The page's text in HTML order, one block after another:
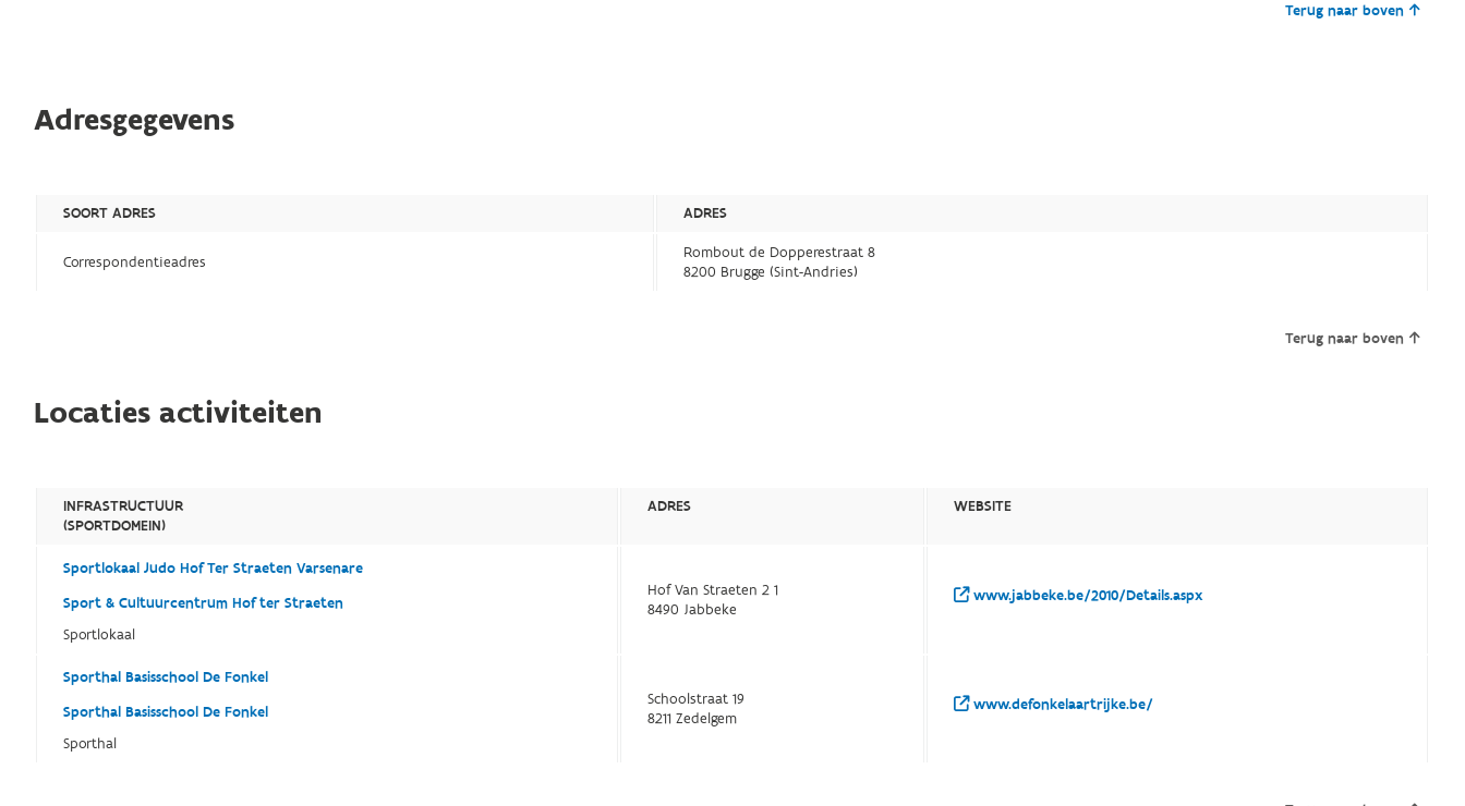
Terug naar boven
Adresgegevens
SOORT ADRES ADRES
Correspondentieadres
Rombout de Dopperestraat 8
8200 Brugge (Sint-Andries)
Terug naar boven
Locaties activiteiten
INFRASTRUCTUUR
(SPORTDOMEIN)
ADRES WEBSITE
Sportlokaal Judo Hof Ter Straeten Varsenare
Sport & Cultuurcentrum Hof ter Straeten
Sportlokaal
Hof Van Straeten 2 1
8490 Jabbeke
www.jabbeke.be/2010/Details.aspx
Sporthal Basisschool De Fonkel
Sporthal Basisschool De Fonkel
Sporthal
Schoolstraat 19
8211 Zedelgem
www.defonkelaartrijke.be/